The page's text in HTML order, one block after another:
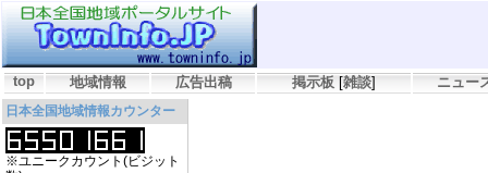
top 地域情報 広告出稿 掲示板 [雑談] ニュー
日本全国地域情報カウンター
※ユニークカウント(ビジット